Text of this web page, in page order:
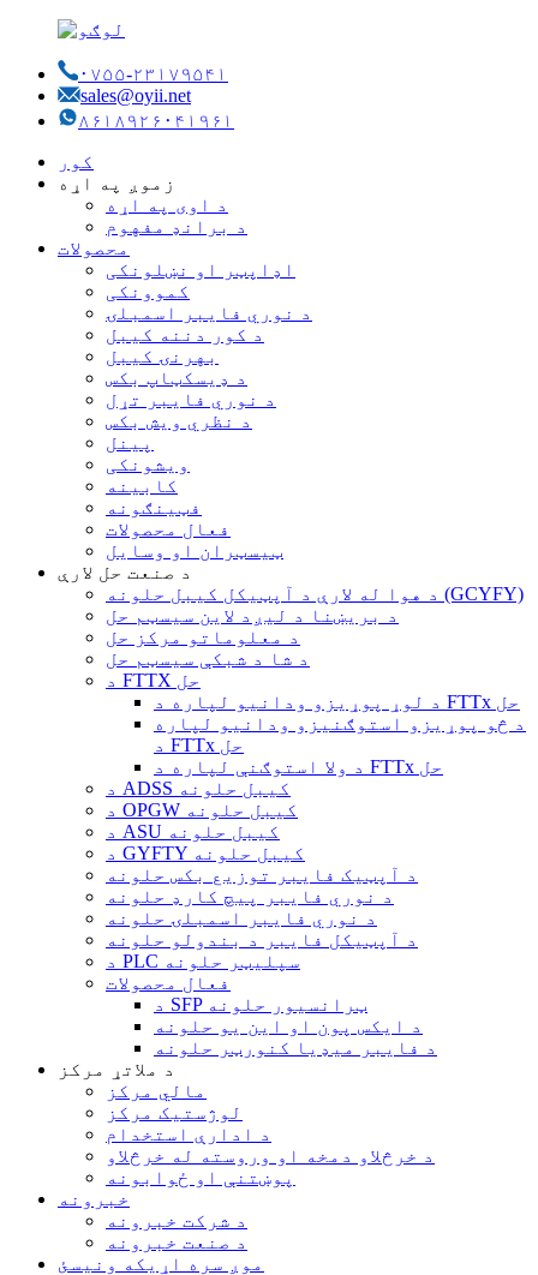
۰۷۵۵-۲۳۱۷۹۵۴۱
sales@oyii.net
۸۶۱۸۹۲۶۰۴۱۹۶۱
کور
زموږ په اړه
د اوی په اړه
د برانډ مفهوم
محصولات
اډاپټر او نښلونکی
کموونکی
د نوري فایبر اسمبلۍ
د کور دننه کیبل
بهرنۍ کیبل
د ډیسکټاپ بکس
د نوري فایبر تړل
د نظري ویش بکس
پینل
ویشونکی
کابینه
فټینګونه
فعال محصولات
ټیسټران او وسایل
د صنعت حل لارې
د هوا له لارې د آپټیکل کیبل حلونه (GCYFY)
د بریښنا د لیږد لاین سیسټم حل
د معلوماتو مرکز حل
د شا د شبکې سیسټم حل
د FTTX حل
د لوړ پوړیزو ودانیو لپاره د FTTx حل
د څو پوړیزو استوګنیزو ودانیو لپاره
د FTTx حل
د ولا استوګنې لپاره د FTTx حل
د ADSS کیبل حلونه
د OPGW کیبل حلونه
د ASU کیبل حلونه
د GYFTY کیبل حلونه
د آپټیک فایبر توزیع بکس حلونه
د نوري فایبر پیچ کارډ حلونه
د نوري فایبر اسمبلۍ حلونه
د آپټیکل فایبر د بندولو حلونه
د PLC سپلیټر حلونه
فعال محصولات
د SFP ټرانسیور حلونه
د ایکس پون او این یو حلونه
د فایبر میډیا کنورټر حلونه
د ملاتړ مرکز
مالي مرکز
لوژستیک مرکز
د ادارې استخدام
د خرڅلاو دمخه او وروسته له خرڅلاو
پوښتنې او ځوابونه
خبرونه
د شرکت خبرونه
د صنعت خبرونه
موږ سره اړیکه ونیسئ